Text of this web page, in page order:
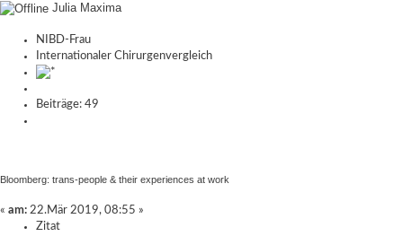
Julia Maxima
NIBD-Frau
Internationaler Chirurgenvergleich
Beiträge: 49
Bloomberg: trans-people & their experiences at work
« am: 22.Mär 2019, 08:55 »
Zitat